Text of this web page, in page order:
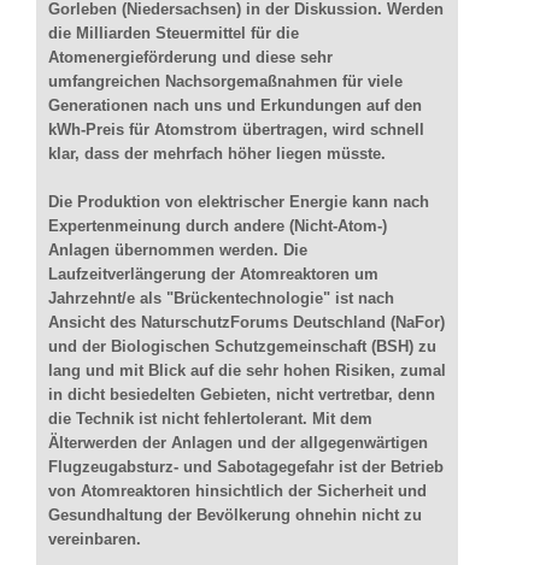
Gorleben (Niedersachsen) in der Diskussion. Werden
die Milliarden Steuermittel für die
Atomenergieförderung und diese sehr
umfangreichen Nachsorgemaßnahmen für viele
Generationen nach uns und Erkundungen auf den
kWh-Preis für Atomstrom übertragen, wird schnell
klar, dass der mehrfach höher liegen müsste.
Die Produktion von elektrischer Energie kann nach
Expertenmeinung durch andere (Nicht-Atom-)
Anlagen übernommen werden. Die
Laufzeitverlängerung der Atomreaktoren um
Jahrzehnt/e als "Brückentechnologie" ist nach
Ansicht des NaturschutzForums Deutschland (NaFor)
und der Biologischen Schutzgemeinschaft (BSH) zu
lang und mit Blick auf die sehr hohen Risiken, zumal
in dicht besiedelten Gebieten, nicht vertretbar, denn
die Technik ist nicht fehlertolerant. Mit dem
Älterwerden der Anlagen und der allgegenwärtigen
Flugzeugabsturz- und Sabotagegefahr ist der Betrieb
von Atomreaktoren hinsichtlich der Sicherheit und
Gesundhaltung der Bevölkerung ohnehin nicht zu
vereinbaren.